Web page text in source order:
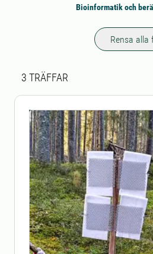
Bioinformatik och
Rensa alla
Sökresultat
3 TRÄFFAR